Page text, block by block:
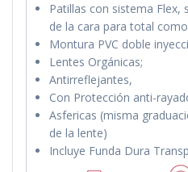
Patillas con sistema Flex,
de la cara para total
Montura PVC doble
Lentes Orgánicas;
Antirreflejantes,
Con Protección anti-
Asfericas (misma
de la lente)
Incluye Funda Dura